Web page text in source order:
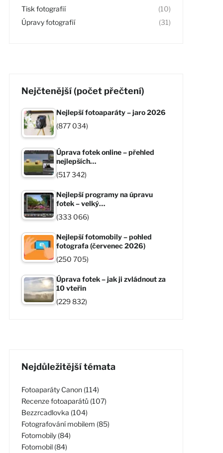
Tisk fotografií
(10)
Úpravy fotografií
(31)
Nejčtenější (počet přečtení)
Nejlepší fotoaparáty – jaro 2026
(877 034)
Úprava fotek online – přehled
nejlepších…
(517 342)
Nejlepší programy na úpravu
fotek – velký…
(333 066)
Nejlepší fotomobily – pohled
fotografa (červenec 2026)
(250 705)
Úprava fotek – jak ji zvládnout za
10 vteřin
(229 832)
Nejdůležitější témata
Fotoaparáty Canon (114)
Recenze fotoaparátů (107)
Bezzrcadlovka (104)
Fotografování mobilem (85)
Fotomobily (84)
Fotomobil (84)